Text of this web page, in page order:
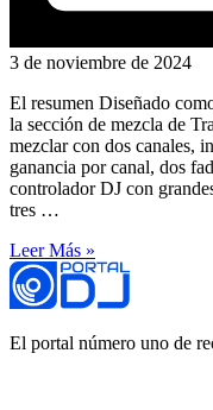
3 de noviembre de 2024
El resumen Diseñado
la sección de mezcla de
mezclar con dos canales,
ganancia por canal, dos
controlador DJ con
tres …
Leer Más »
El portal número uno de